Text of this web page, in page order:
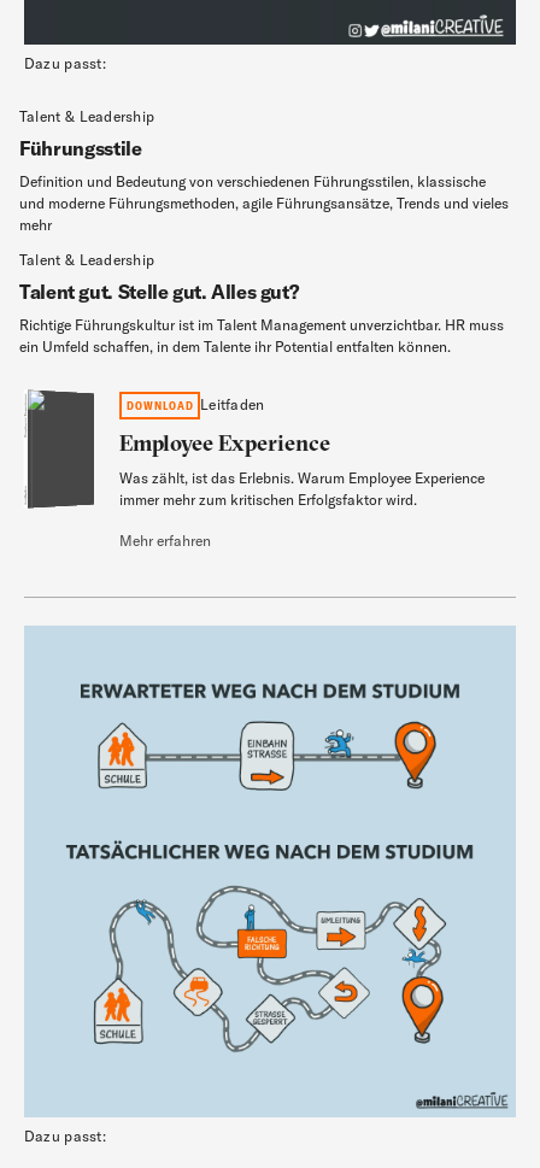
Dazu passt:
Talent & Leadership
Führungsstile
Definition und Bedeutung von verschiedenen Führungsstilen, klassische
und moderne Führungsmethoden, agile Führungsansätze, Trends und vieles
mehr
Talent & Leadership
Talent gut. Stelle gut. Alles gut?
Richtige Führungskultur ist im Talent Management unverzichtbar. HR muss
ein Umfeld schaffen, in dem Talente ihr Potential entfalten können.
Leitfaden
Employee Experience DOWNLOAD Leitfaden
Employee Experience
Was zählt, ist das Erlebnis. Warum Employee Experience
immer mehr zum kritischen Erfolgsfaktor wird.
Mehr erfahren
Dazu passt: